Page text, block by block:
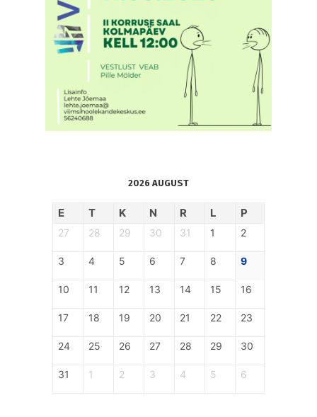
2026 AUGUST
E T K N R L P
27 28 29 30 31 1 2
3 4 5 6 7 8 9
10 11 12 13 14 15 16
17 18 19 20 21 22 23
24 25 26 27 28 29 30
31 1 2 3 4 5 6